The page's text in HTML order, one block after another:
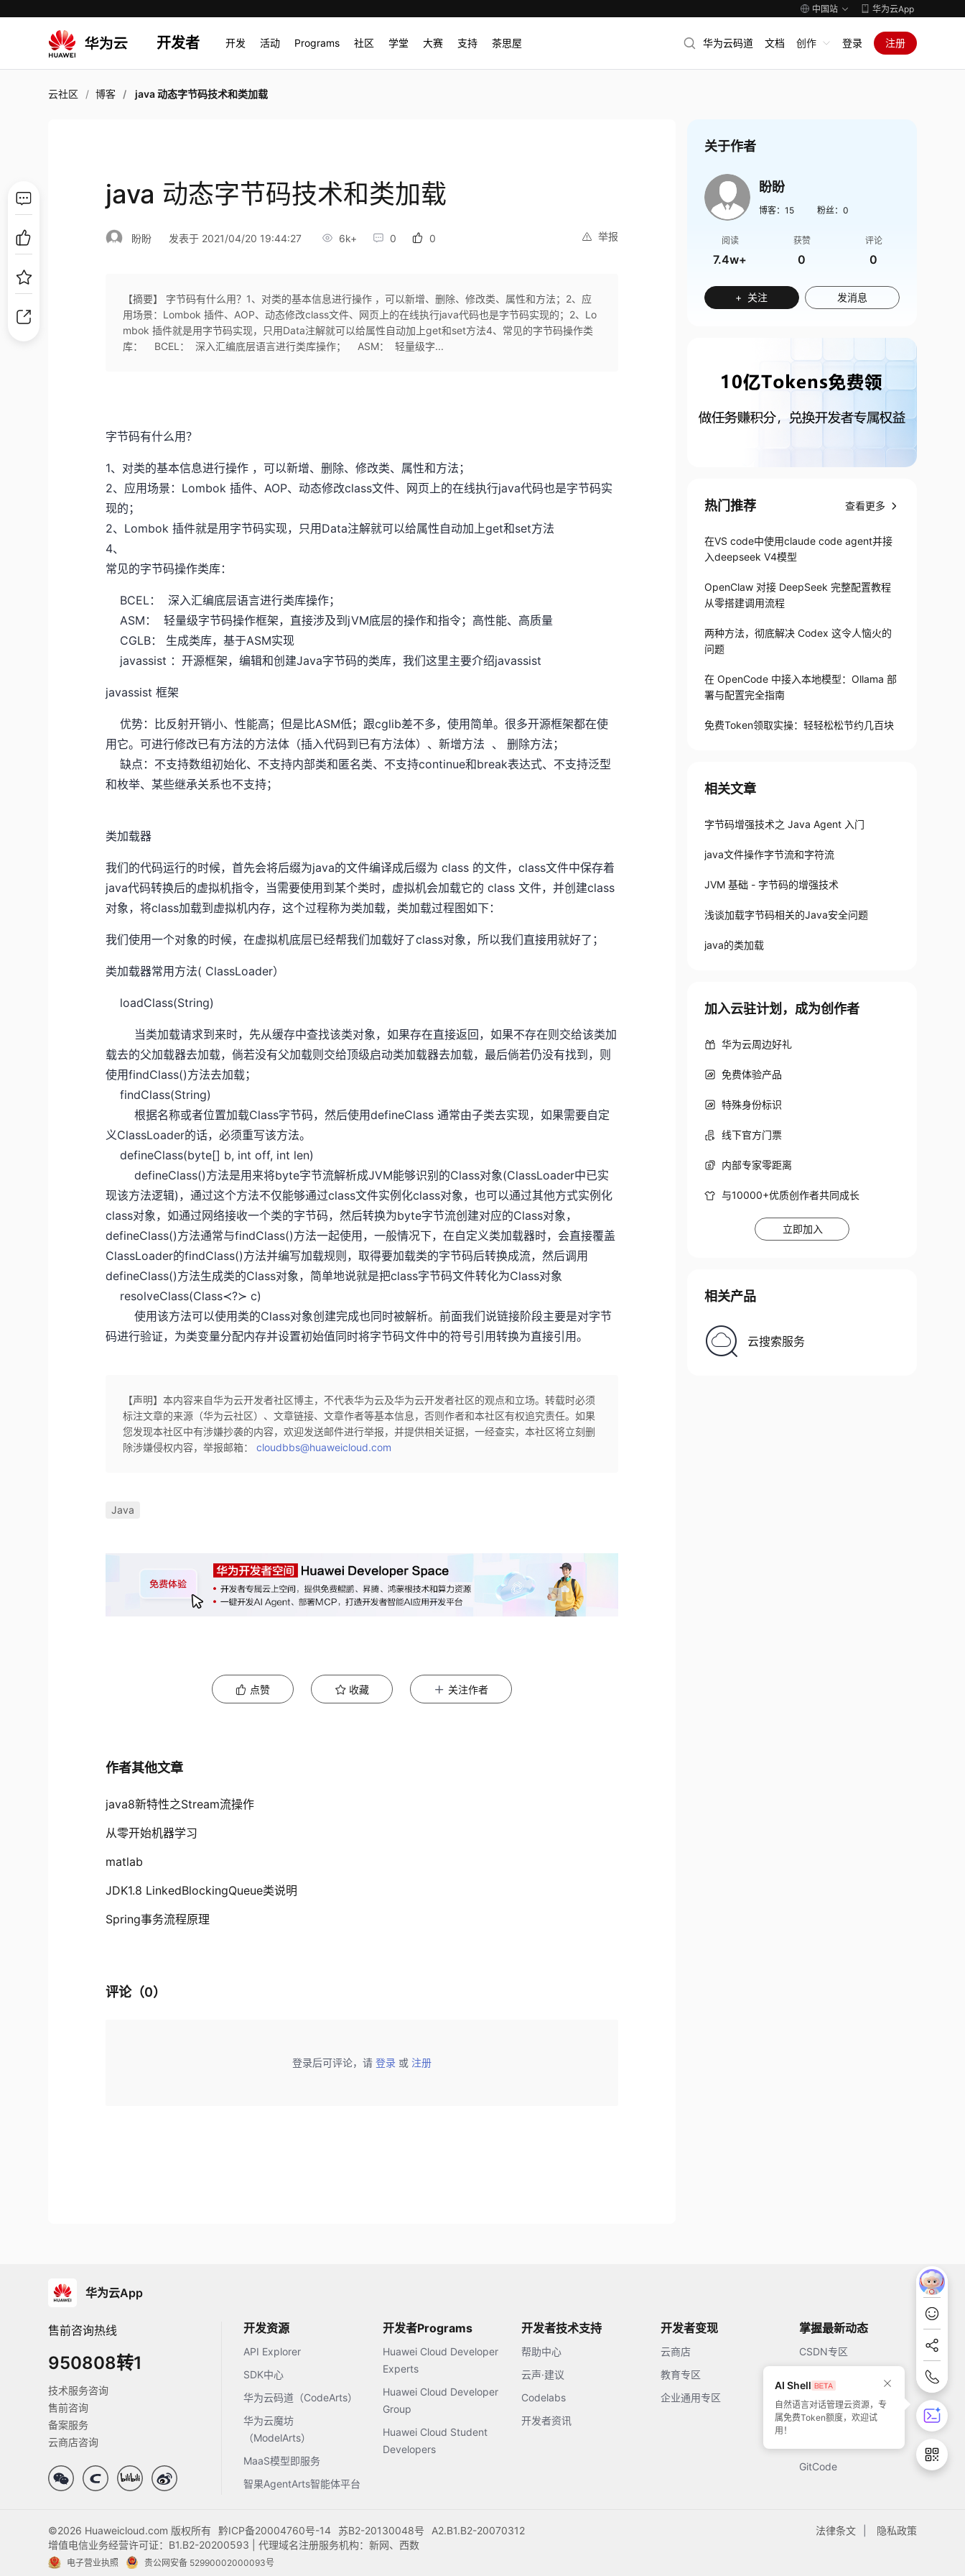
中国站 华为云App
开发者 开发 活动 Programs 社区 学堂 大赛 支持 茶思屋 华为云码道 文档 创作 登录 注册
云社区 博客 java 动态字节码技术和类加载
java 动态字节码技术和类加载
举报
盼盼 发表于 2021/04/20 19:44:27 6k+ 0 0
【摘要】 字节码有什么用？1、对类的基本信息进行操作 ，可以新增、删除、修改类、属性和方法；2、应
用场景：Lombok 插件、AOP、动态修改class文件、网页上的在线执行java代码也是字节码实现的；2、Lo
mbok 插件就是用字节码实现，只用Data注解就可以给属性自动加上get和set方法4、常见的字节码操作类
库： BCEL： 深入汇编底层语言进行类库操作； ASM： 轻量级字...
字节码有什么用？
1、对类的基本信息进行操作 ，可以新增、删除、修改类、属性和方法；
2、应用场景：Lombok 插件、AOP、动态修改class文件、网页上的在线执行java代码也是字节码实
现的；
2、Lombok 插件就是用字节码实现，只用Data注解就可以给属性自动加上get和set方法
4、
常见的字节码操作类库：
BCEL： 深入汇编底层语言进行类库操作；
ASM： 轻量级字节码操作框架，直接涉及到jVM底层的操作和指令；高性能、高质量
CGLB： 生成类库，基于ASM实现
javassist ：开源框架，编辑和创建Java字节码的类库，我们这里主要介绍javassist
javassist 框架
优势：比反射开销小、性能高；但是比ASM低；跟cglib差不多，使用简单。很多开源框架都在使
用它。可进行修改已有方法的方法体（插入代码到已有方法体）、新增方法 、 删除方法；
缺点：不支持数组初始化、不支持内部类和匿名类、不支持continue和break表达式、不支持泛型
和枚举、某些继承关系也不支持；
类加载器
我们的代码运行的时候，首先会将后缀为java的文件编译成后缀为 class 的文件，class文件中保存着
java代码转换后的虚拟机指令，当需要使用到某个类时，虚拟机会加载它的 class 文件，并创建class
对象，将class加载到虚拟机内存，这个过程称为类加载，类加载过程图如下：
我们使用一个对象的时候，在虚拟机底层已经帮我们加载好了class对象，所以我们直接用就好了；
类加载器常用方法( ClassLoader）
loadClass(String)
当类加载请求到来时，先从缓存中查找该类对象，如果存在直接返回，如果不存在则交给该类加
载去的父加载器去加载，倘若没有父加载则交给顶级启动类加载器去加载，最后倘若仍没有找到，则
使用findClass()方法去加载；
findClass(String)
根据名称或者位置加载Class字节码，然后使用defineClass 通常由子类去实现，如果需要自定
义ClassLoader的话，必须重写该方法。
defineClass(byte[] b, int off, int len)
defineClass()方法是用来将byte字节流解析成JVM能够识别的Class对象(ClassLoader中已实
现该方法逻辑)，通过这个方法不仅能够通过class文件实例化class对象，也可以通过其他方式实例化
class对象，如通过网络接收一个类的字节码，然后转换为byte字节流创建对应的Class对象，
defineClass()方法通常与findClass()方法一起使用，一般情况下，在自定义类加载器时，会直接覆盖
ClassLoader的findClass()方法并编写加载规则，取得要加载类的字节码后转换成流，然后调用
defineClass()方法生成类的Class对象，简单地说就是把class字节码文件转化为Class对象
resolveClass(Class≺?≻ c)
使用该方法可以使用类的Class对象创建完成也同时被解析。前面我们说链接阶段主要是对字节
码进行验证，为类变量分配内存并设置初始值同时将字节码文件中的符号引用转换为直接引用。
【声明】本内容来自华为云开发者社区博主，不代表华为云及华为云开发者社区的观点和立场。转载时必须
标注文章的来源（华为云社区）、文章链接、文章作者等基本信息，否则作者和本社区有权追究责任。如果
您发现本社区中有涉嫌抄袭的内容，欢迎发送邮件进行举报，并提供相关证据，一经查实，本社区将立刻删
除涉嫌侵权内容，举报邮箱：cloudbbs@huaweicloud.com
Java
点赞 收藏 关注作者
作者其他文章
java8新特性之Stream流操作
从零开始机器学习
matlab
JDK1.8 LinkedBlockingQueue类说明
Spring事务流程原理
评论（0）
登录后可评论，请 登录 或 注册
关于作者
盼盼
博客： 15 粉丝： 0
阅读
7.4w+
获赞
0
评论
0
+ 关注 发消息
热门推荐 查看更多
在VS code中使用claude code agent并接
入deepseek V4模型
OpenClaw 对接 DeepSeek 完整配置教程
从零搭建调用流程
两种方法，彻底解决 Codex 这令人恼火的
问题
在 OpenCode 中接入本地模型：Ollama 部
署与配置完全指南
免费Token领取实操：轻轻松松节约几百块
相关文章
字节码增强技术之 Java Agent 入门
java文件操作字节流和字符流
JVM 基础 - 字节码的增强技术
浅谈加载字节码相关的Java安全问题
java的类加载
加入云驻计划，成为创作者
华为云周边好礼
免费体验产品
特殊身份标识
线下官方门票
内部专家零距离
与10000+优质创作者共同成长
立即加入
相关产品
云搜索服务
AI Shell
自然语言对话管理云资源，专
属免费Token额度，欢迎试
用！
华为云App
售前咨询热线
950808转1
技术服务咨询
售前咨询
备案服务
云商店咨询
开发资源
API Explorer
SDK中心
华为云码道（CodeArts）
华为云魔坊
（ModelArts）
MaaS模型即服务
智果AgentArts智能体平台
开发者Programs
Huawei Cloud Developer
Experts
Huawei Cloud Developer
Group
Huawei Cloud Student
Developers
开发者技术支持
帮助中心
云声·建议
Codelabs
开发者资讯
开发者变现
云商店
教育专区
企业通用专区
掌握最新动态
CSDN专区
开源中国
51CTO
GitCode
法律条文 隐私政策
©2026 Huaweicloud.com 版权所有 黔ICP备20004760号-14 苏B2-20130048号
A2.B1.B2-20070312
增值电信业务经营许可证：B1.B2-20200593 | 代理域名注册服务机构：新网、西数
电子营业执照 贵公网安备 52990002000093号